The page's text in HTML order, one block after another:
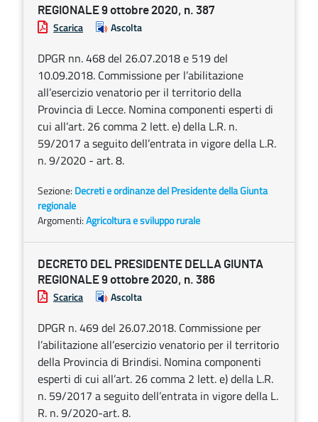
REGIONALE 9 ottobre 2020, n. 387
Scarica Ascolta
DPGR nn. 468 del 26.07.2018 e 519 del
10.09.2018. Commissione per l’abilitazione
all’esercizio venatorio per il territorio della
Provincia di Lecce. Nomina componenti esperti di
cui all’art. 26 comma 2 lett. e) della L.R. n.
59/2017 a seguito dell’entrata in vigore della L.R.
n. 9/2020 - art. 8.
Sezione: Decreti e ordinanze del Presidente della Giunta
regionale
Argomenti:Agricoltura e sviluppo rurale
DECRETO DEL PRESIDENTE DELLA GIUNTA
REGIONALE 9 ottobre 2020, n. 386
Scarica Ascolta
DPGR n. 469 del 26.07.2018. Commissione per
l’abilitazione all’esercizio venatorio per il territorio
della Provincia di Brindisi. Nomina componenti
esperti di cui all’art. 26 comma 2 lett. e) della L.R.
n. 59/2017 a seguito dell’entrata in vigore della L.
R. n. 9/2020-art. 8.